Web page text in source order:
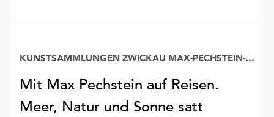
Mit Max Pechstein auf Reisen.
Meer, Natur und Sonne satt
KUNSTSAMMLUNGEN ZWICKAU MAX-PECHSTEIN-MUSEUM